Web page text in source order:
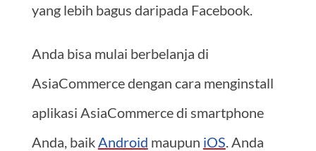
yang lebih bagus daripada Facebook.
Anda bisa mulai berbelanja di
AsiaCommerce dengan cara menginstall
aplikasi AsiaCommerce di smartphone
Anda, baik Android maupun iOS . Anda